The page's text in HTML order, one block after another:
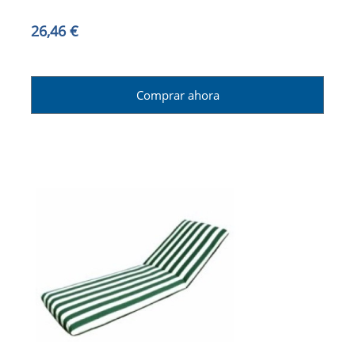
26,46 €
Comprar ahora